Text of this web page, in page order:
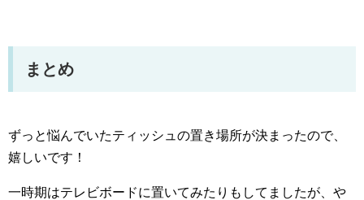
まとめ
ずっと悩んでいたティッシュの置き場所が決まったので、
嬉しいです！
一時期はテレビボードに置いてみたりもしてましたが、や